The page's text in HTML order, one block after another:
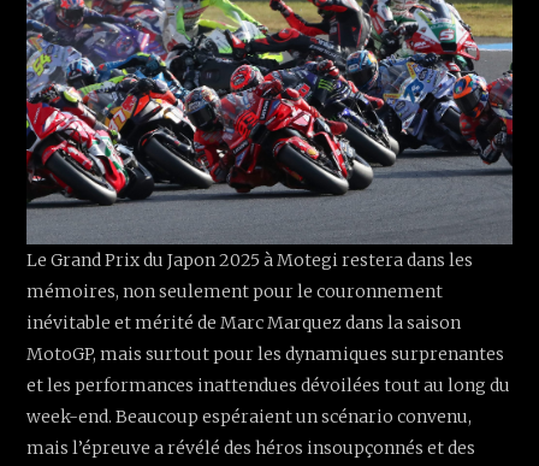
Le Grand Prix du Japon 2025 à Motegi restera dans les
mémoires, non seulement pour le couronnement
inévitable et mérité de Marc Marquez dans la saison
MotoGP, mais surtout pour les dynamiques surprenantes
et les performances inattendues dévoilées tout au long du
week-end. Beaucoup espéraient un scénario convenu,
mais l’épreuve a révélé des héros insoupçonnés et des